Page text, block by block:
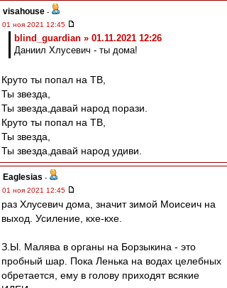
visahouse -
01 ноя 2021 12:45
blind_guardian » 01.11.2021 12:26
Даниил Хлусевич - ты дома!
Круто ты попал на ТВ,
Ты звезда,
Ты звезда,давай народ порази.
Круто ты попал на ТВ,
Ты звезда,
Ты звезда,давай народ удиви.
Eaglesias -
01 ноя 2021 12:45
раз Хлусевич дома, значит зимой Моисеич на
выход. Усиление, кхе-кхе.
З.Ы. Малява в органы на Борзыкина - это
пробный шар. Пока Ленька на водах целебных
обретается, ему в голову приходят всякие